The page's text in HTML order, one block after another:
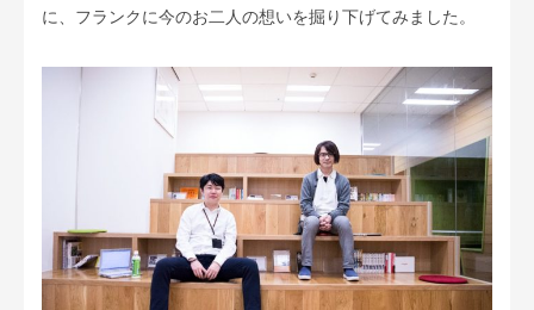
に、フランクに今のお二人の想いを掘り下げてみました。